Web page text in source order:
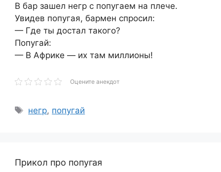
В бар зашел негр с попугаем на плече.
Увидев попугая, бармен спросил:
— Где ты достал такого?
Попугай:
— В Африке — их там миллионы!
Оцените анекдот
Метки
негр, попугай
Прикол про попугая